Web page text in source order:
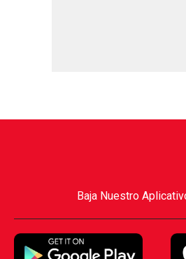
Baja Nuestro